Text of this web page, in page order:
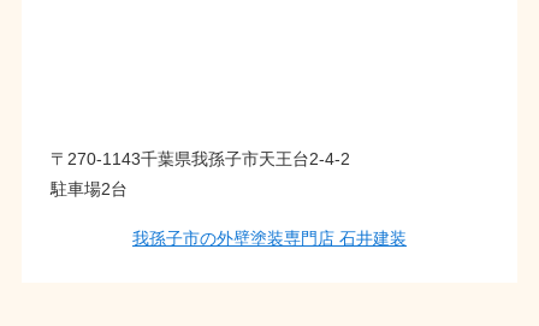
〒270-1143千葉県我孫子市天王台2-4-2
駐車場2台
我孫子市の外壁塗装専門店 石井建装